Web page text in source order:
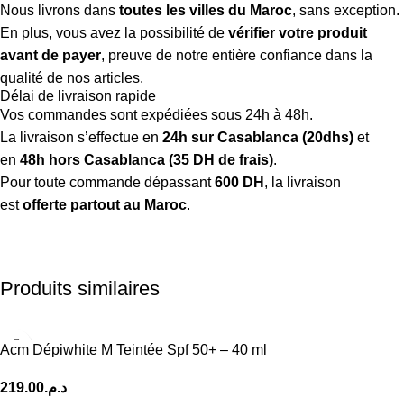
Nous livrons dans toutes les villes du Maroc, sans exception.
En plus, vous avez la possibilité de vérifier votre produit
avant de payer, preuve de notre entière confiance dans la
qualité de nos articles.
Délai de livraison rapide
Vos commandes sont expédiées sous 24h à 48h.
La livraison s’effectue en 24h sur Casablanca (20dhs) et
en 48h hors Casablanca (35 DH de frais).
Pour toute commande dépassant600 DH , la livraison
estofferte partout au Maroc.
Produits similaires
Acm Dépiwhite M Teintée Spf 50+ – 40 ml
د.م.219.00